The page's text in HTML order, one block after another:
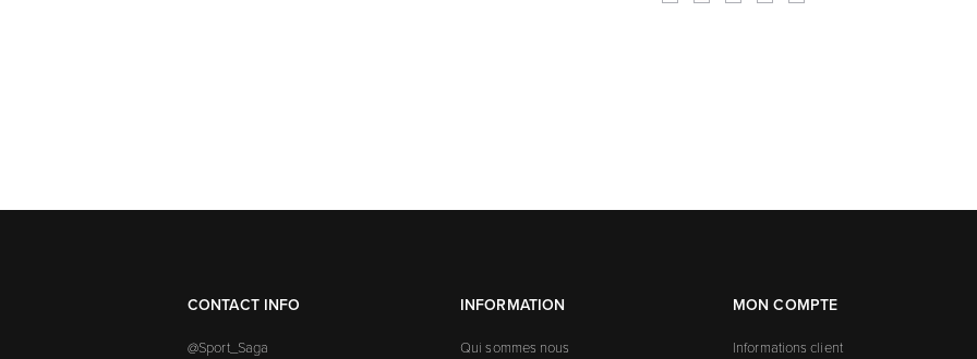
CONTACT INFO
@Sport_Saga
INFORMATION
Qui sommes nous
MON COMPTE
Informations client